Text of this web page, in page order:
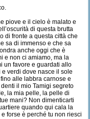
piove e il cielo è malato e
di questa brutta
di fronte a questa città che
sa di immenso e che sa
anche oggi che è
e non ci amiamo, ma la
un favore e guardati allo
verdi dove nasce il sole
alle labbra carnose e
il mio Tamigi segreto
la mia pelle, la pelle di
mani? Non dimenticarti
quando qui cala la
forse è perché tu non riesci